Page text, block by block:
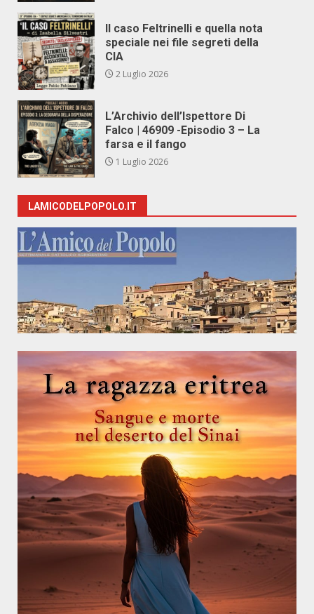
Il caso Feltrinelli e quella nota
speciale nei file segreti della
CIA
2 Luglio 2026
L’Archivio dell’Ispettore Di
Falco | 46909 -Episodio 3 – La
farsa e il fango
1 Luglio 2026
LAMICODELPOPOLO.IT